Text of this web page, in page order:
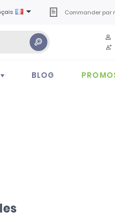
 Commander par
BLOG